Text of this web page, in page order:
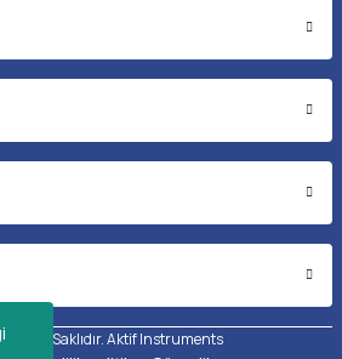
Saklıdır. Aktif Instruments